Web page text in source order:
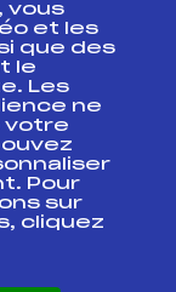
Suivi
vous
et les
que des
le
Les
ne
votre
Pour
sur
cliquez